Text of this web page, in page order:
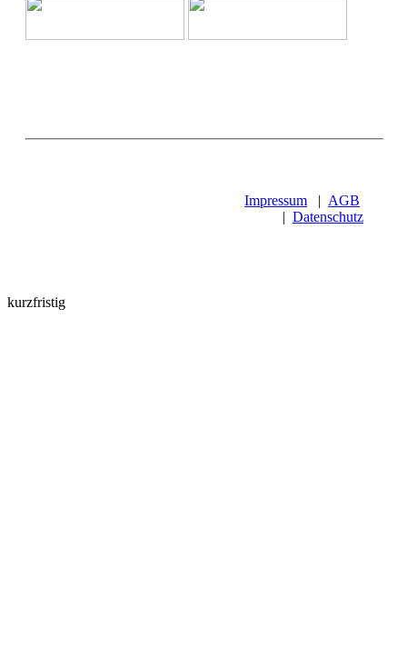
Impressum | AGB
| Datenschutz
kurzfristig